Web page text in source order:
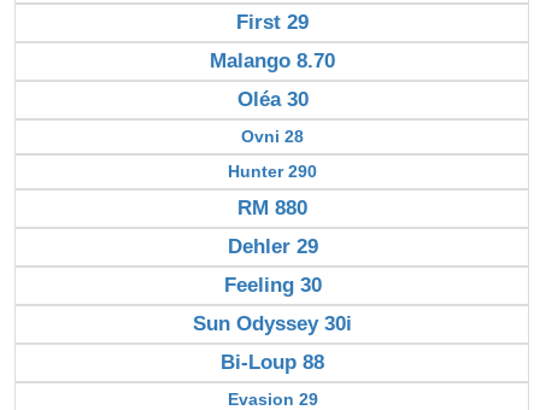
First 29
Malango 8.70
Oléa 30
Ovni 28
Hunter 290
RM 880
Dehler 29
Feeling 30
Sun Odyssey 30i
Bi-Loup 88
Evasion 29